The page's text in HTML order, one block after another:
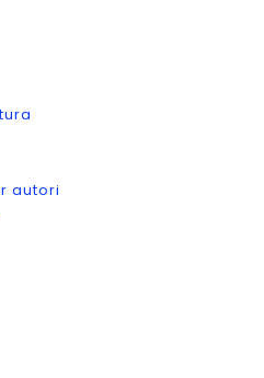
autori